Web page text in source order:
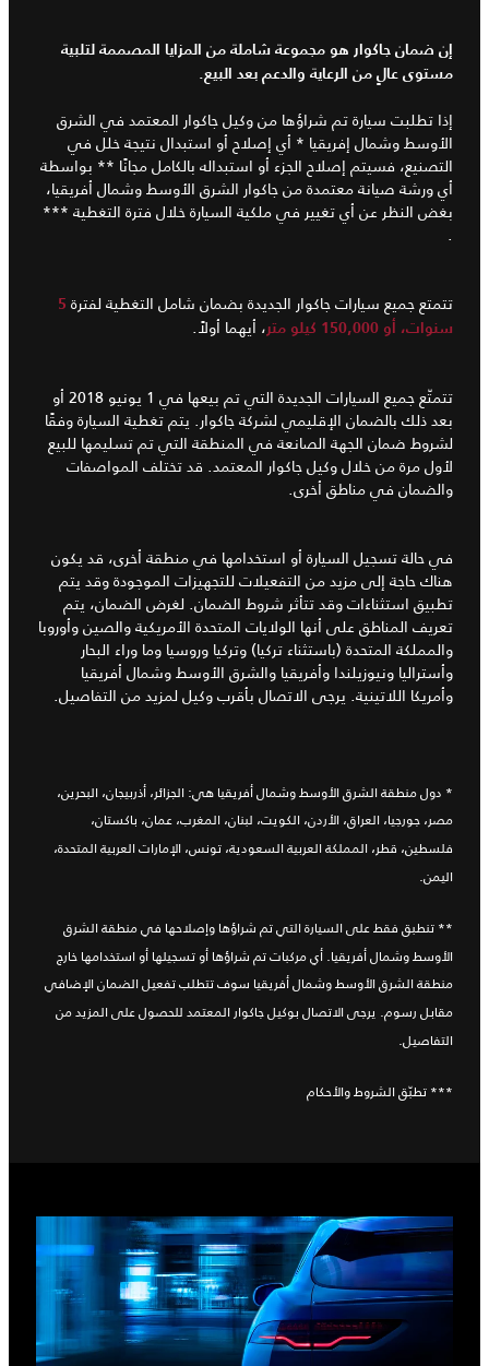
إن ضمان جاكوار هو مجموعة شاملة من المزايا المصممة لتلبية
مستوى عالٍ من الرعاية والدعم بعد البيع.
إذا تطلبت سيارة تم شراؤها من وكيل جاكوار المعتمد في الشرق
الأوسط وشمال إفريقيا * أي إصلاح أو استبدال نتيجة خلل في
التصنيع، فسيتم إصلاح الجزء أو استبداله بالكامل مجانًا ** بواسطة
أي ورشة صيانة معتمدة من جاكوار الشرق الأوسط وشمال أفريقيا،
بغض النظر عن أي تغيير في ملكية السيارة خلال فترة التغطية ***
.
تتمتع جميع سيارات جاكوار الجديدة بضمان شامل التغطية لفترة 5
سنوات، أو 150,000 كيلو متر
، أيهما أولاً.
تتمتّع جميع السيارات الجديدة التي تم بيعها في 1 يونيو 2018 أو
بعد ذلك بالضمان الإقليمي لشركة جاكوار. يتم تغطية السيارة وفقًا
لشروط ضمان الجهة الصانعة في المنطقة التي تم تسليمها للبيع
لأول مرة من خلال وكيل جاكوار المعتمد. قد تختلف المواصفات
والضمان في مناطق أخرى.
في حالة تسجيل السيارة أو استخدامها في منطقة أخرى، قد يكون
هناك حاجة إلى مزيد من التفعيلات للتجهيزات الموجودة وقد يتم
تطبيق استثناءات وقد تتأثر شروط الضمان. لغرض الضمان، يتم
تعريف المناطق على أنها الولايات المتحدة الأمريكية والصين وأوروبا
والمملكة المتحدة (باستثناء تركيا) وتركيا وروسيا وما وراء البحار
وأستراليا ونيوزيلندا وأفريقيا والشرق الأوسط وشمال أفريقيا
وأمريكا اللاتينية. يرجى الاتصال بأقرب وكيل لمزيد من التفاصيل.
* دول منطقة الشرق الأوسط وشمال أفريقيا هي: الجزائر، أذربيجان، البحرين،
مصر، جورجيا، العراق، الأردن، الكويت، لبنان، المغرب، عمان، باكستان،
فلسطين، قطر، المملكة العربية السعودية، تونس، الإمارات العربية المتحدة،
اليمن.
** تنطبق فقط على السيارة التي تم شراؤها وإصلاحها في منطقة الشرق
الأوسط وشمال أفريقيا. أي مركبات تم شراؤها أو تسجيلها أو استخدامها خارج
منطقة الشرق الأوسط وشمال أفريقيا سوف تتطلب تفعيل الضمان الإضافي
مقابل رسوم. يرجى الاتصال بوكيل جاكوار المعتمد للحصول على المزيد من
التفاصيل.
*** تطبّق الشروط والأحكام